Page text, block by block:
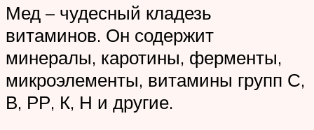
Мед – чудесный кладезь
витаминов. Он содержит
минералы, каротины, ферменты,
микроэлементы, витамины групп С,
В, РР, К, Н и другие.